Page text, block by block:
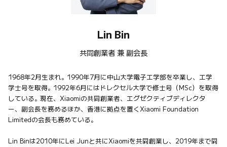
Lin Bin
共同創業者 兼 副会長
1968年2月生まれ。1990年7月に中山大学電子工学部を卒業し、工学
学士号を取得。1992年6月にはドレクセル大学で修士号（MSc）を取得
している。現在、Xiaomiの共同創業者、エグゼクティブディレクタ
ー、副会長を務めるほか、香港に拠点を置くXiaomi Foundation
Limitedの会長も務めている。
Lin Binは2010年にLei Junと共にXiaomiを共同創業し、2019年まで同